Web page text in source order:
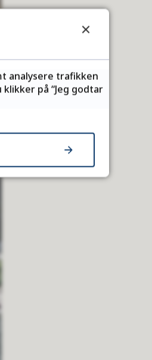
analysere trafikken
på “Jeg godtar